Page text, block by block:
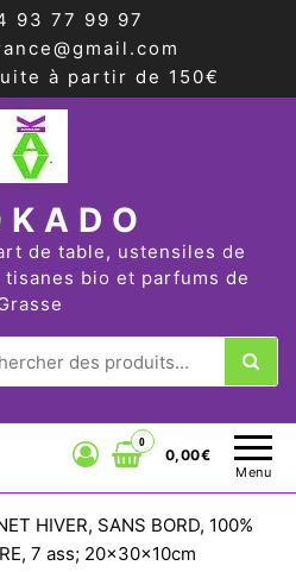
93 77 99 97
à partir de 150€
de table, ustensiles de
bio et parfums de
Menu
0
0,00€
HIVER, SANS BORD, 100%
7 ass; 20x30x10cm